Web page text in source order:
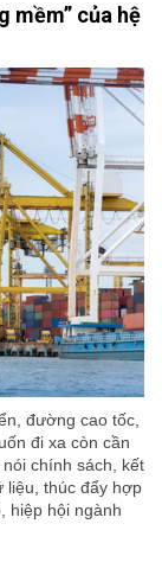
mềm” của hệ
đường cao tốc,
đi xa còn cần
chính sách, kết
liệu, thúc đẩy hợp
hiệp hội ngành